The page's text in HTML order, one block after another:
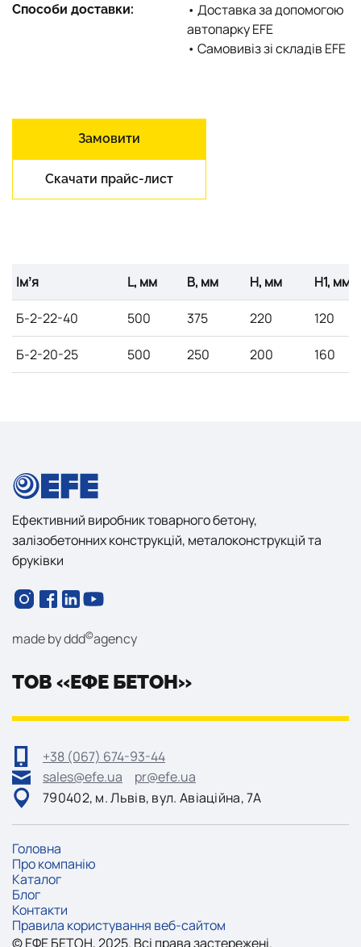
Способи доставки:
• Доставка за допомогою
автопарку EFE
• Самовивіз зі складів EFE
Замовити
Скачати прайс-лист
Імʼя L, мм B, мм H, мм H1, мм
Б-2-22-40 500 375 220 120
Б-2-20-25 500 250 200 160
ТОВ «ЕФЕ БЕТОН»
+38 (067) 674-93-44
sales@efe.ua
pr@efe.ua
790402, м. Львів, вул. Авіаційна, 7А
Ефективний виробник товарного бетону,
залізобетонних конструкцій, металоконструкцій та
бруківки
made byddd©agency
©ЕФEБЕТОН, 2025. Всі права застережені.
Головна
Про компанію
Каталог
Блог
Контакти
Правила користування веб-сайтом